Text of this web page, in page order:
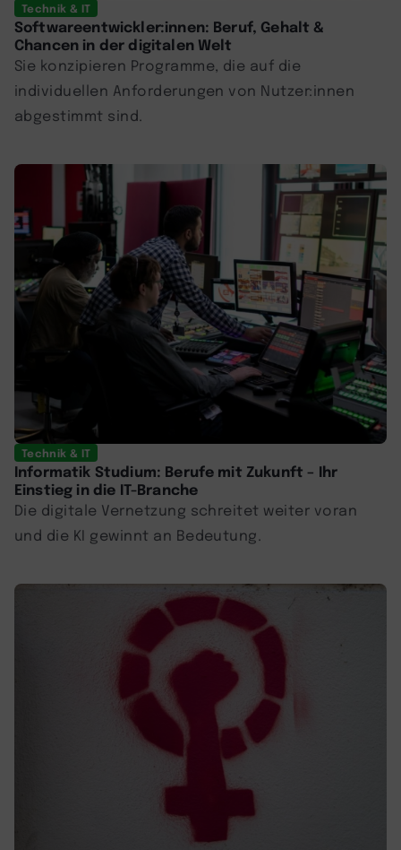
Technik & IT
Softwareentwickler:innen: Beruf, Gehalt &
Chancen in der digitalen Welt
Sie konzipieren Programme, die auf die
individuellen Anforderungen von Nutzer:innen
abgestimmt sind.
Technik & IT
Informatik Studium: Berufe mit Zukunft – Ihr
Einstieg in die IT-Branche
Die digitale Vernetzung schreitet weiter voran
und die KI gewinnt an Bedeutung.